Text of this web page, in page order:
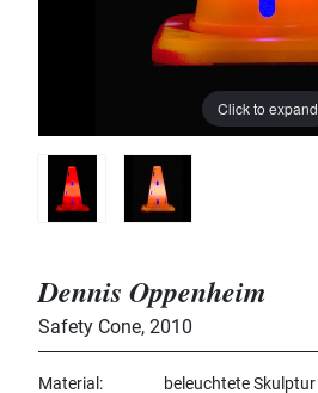
Click to expand
Dennis Oppenheim
Safety Cone, 2010
Material
beleuchtete Skulptur